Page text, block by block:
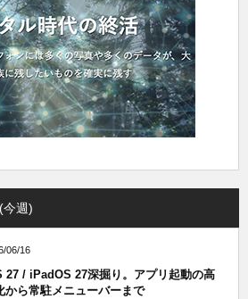
今週)
06/16
27 / iPadOS 27深掘り。アプリ起動の高
から常駐メニューバーまで